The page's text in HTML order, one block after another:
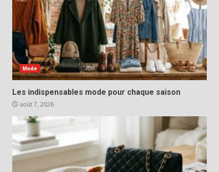
Mode
Les indispensables mode pour chaque saison
août 7, 2026